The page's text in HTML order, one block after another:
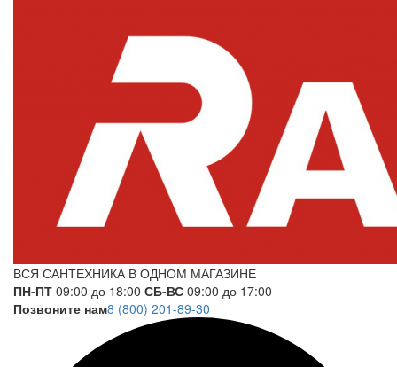
ВСЯ САНТЕХНИКА В ОДНОМ МАГАЗИНЕ
ПН-ПТ 09:00 до 18:00 СБ-ВС 09:00 до 17:00
Позвоните нам8 (800) 201-89-30